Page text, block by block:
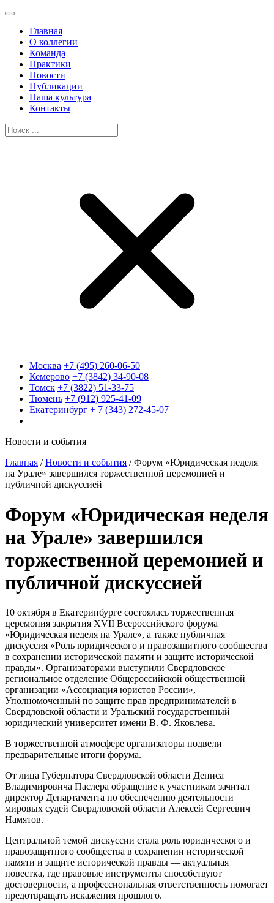
Главная
О коллегии
Команда
Практики
Новости
Публикации
Наша культура
Контакты
Москва +7 (495) 260-06-50
Кемерово +7 (3842) 34-90-08
Томск +7 (3822) 51-33-75
Тюмень +7 (912) 925-41-09
Екатеринбург + 7 (343) 272-45-07
Новости и события
Главная /Новости и события /Форум «Юридическая неделя
на Урале» завершился торжественной церемонией и
публичной дискуссией
Форум «Юридическая неделя
на Урале» завершился
торжественной церемонией и
публичной дискуссией
10 октября в Екатеринбурге состоялась торжественная
церемония закрытия XVII Всероссийского форума
«Юридическая неделя на Урале», а также публичная
дискуссия «Роль юридического и правозащитного сообщества
в сохранении исторической памяти и защите исторической
правды». Организаторами выступили Свердловское
региональное отделение Общероссийской общественной
организации «Ассоциация юристов России»,
Уполномоченный по защите прав предпринимателей в
Свердловской области и Уральский государственный
юридический университет имени В. Ф. Яковлева.
В торжественной атмосфере организаторы подвели
предварительные итоги форума.
От лица Губернатора Свердловской области Дениса
Владимировича Паслера обращение к участникам зачитал
директор Департамента по обеспечению деятельности
мировых судей Свердловской области Алексей Сергеевич
Намятов.
Центральной темой дискуссии стала роль юридического и
правозащитного сообщества в сохранении исторической
памяти и защите исторической правды — актуальная
повестка, где правовые инструменты способствуют
достоверности, а профессиональная ответственность помогает
предотвращать искажения прошлого.